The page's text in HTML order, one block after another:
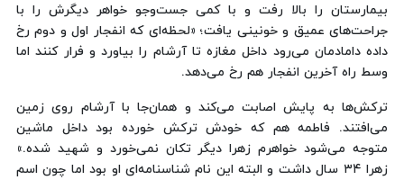
بیمارستان را بالا رفت و با کمی جست‌وجو خواهر دیگرش را با
جراحت‌های عمیق و خونینی یافت؛ «لحظه‌ای که انفجار اول و دوم رخ
داده دامادمان می‌رود داخل مغازه تا آرشام را بیاورد و فرار کنند اما
وسط راه آخرین انفجار هم رخ می‌دهد.
ترکش‌ها به پایش اصابت می‌کند و همان‌جا با آرشام روی زمین
می‌افتند. فاطمه هم که خودش ترکش خورده بود داخل ماشین
متوجه می‌شود خواهرم زهرا دیگر تکان نمی‌خورد و شهید شده.»
زهرا ۳۴ سال داشت و البته این نام شناسنامه‌ای او بود اما چون اسم